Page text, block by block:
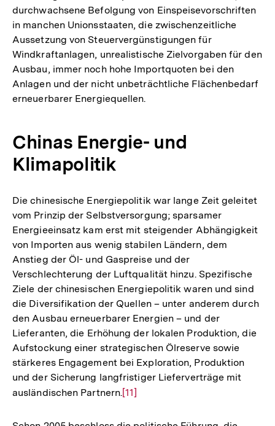
durchwachsene Befolgung von Einspeisevorschriften
in manchen Unionsstaaten, die zwischenzeitliche
Aussetzung von Steuervergünstigungen für
Windkraftanlagen, unrealistische Zielvorgaben für den
Ausbau, immer noch hohe Importquoten bei den
Anlagen und der nicht unbeträchtliche Flächenbedarf
erneuerbarer Energiequellen.
Chinas Energie- und
Klimapolitik
Die chinesische Energiepolitik war lange Zeit geleitet
vom Prinzip der Selbstversorgung; sparsamer
Energieeinsatz kam erst mit steigender Abhängigkeit
von Importen aus wenig stabilen Ländern, dem
Anstieg der Öl- und Gaspreise und der
Verschlechterung der Luftqualität hinzu. Spezifische
Ziele der chinesischen Energiepolitik waren und sind
die Diversifikation der Quellen – unter anderem durch
den Ausbau erneuerbarer Energien – und der
Lieferanten, die Erhöhung der lokalen Produktion, die
Aufstockung einer strategischen Ölreserve sowie
stärkeres Engagement bei Exploration, Produktion
und der Sicherung langfristiger Lieferverträge mit
ausländischen Partnern.Zur
der
[11]